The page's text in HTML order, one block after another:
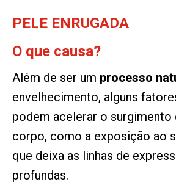
PELE ENRUGADA
O que causa?
Além de ser um processo
envelhecimento, alguns
podem acelerar o surgimento
corpo, como a exposição ao
que deixa as linhas de
profundas.